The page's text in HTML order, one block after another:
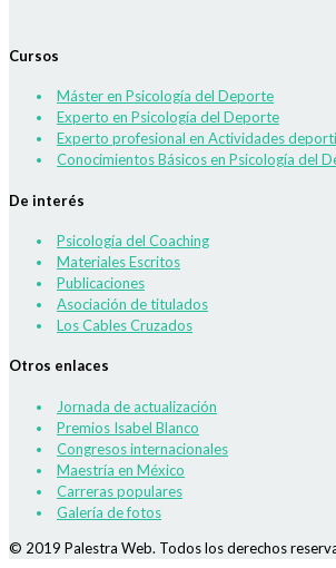
Cursos
Máster en Psicología del Deporte
Experto en Psicología del Deporte
Experto profesional en Actividades
Conocimientos Básicos en Psicología del
De interés
Psicología del Coaching
Materiales Escritos
Publicaciones
Asociación de titulados
Los Cables Cruzados
Otros enlaces
Jornada de actualización
Premios Isabel Blanco
Congresos internacionales
Maestría en México
Carreras populares
Galería de fotos
© 2019 Palestra Web. Todos los derechos